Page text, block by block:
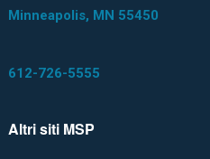
Minneapolis, MN 55450
612-726-5555
Altri siti MSP